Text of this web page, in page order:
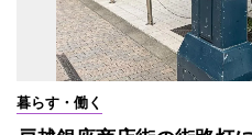
暮らす・働く